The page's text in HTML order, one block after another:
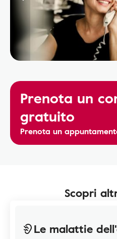
Prenota un
gratuito
Prenota un
Scopri
Le malattie